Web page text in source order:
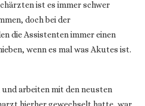
ist es immer schwer
doch bei der
die Assistenten immer einen
wenn es mal was Akutes ist.
arbeiten mit den neusten